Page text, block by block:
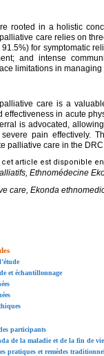
rooted in a holistic
care relies on
for symptomatic
and intense
limitations in
care is a
effectiveness in acute
is advocated,
pain effectively.
palliative care in the DRC.
article est disponible en
Ethnomédecine
care, Ekonda
et échantillonnage
participants
de la maladie et de la fin de vie
pratiques et remèdes